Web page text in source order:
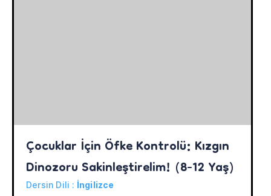
Çocuklar İçin Öfke Kontrolü: Kızgın
Dinozoru Sakinleştirelim! (8-12 Yaş)
Dersin Dili : İngilizce